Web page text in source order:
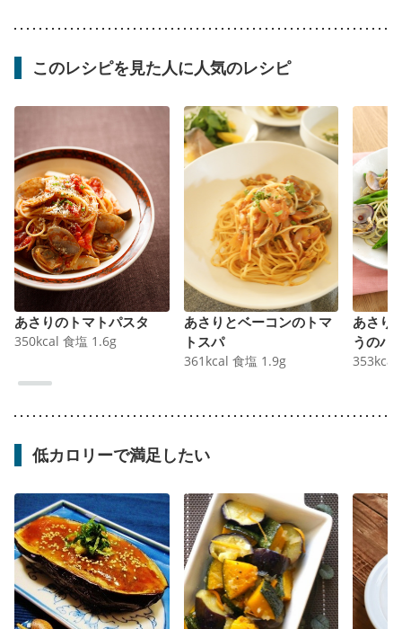
このレシピを見た人に人気のレシピ
あさりのトマトパスタ
350kcal 食塩 1.6g
あさりとベーコンのトマ
トスパ
361 kcal 食塩 1.9g
あさり
うのパ
353kcal
低カロリーで満足したい